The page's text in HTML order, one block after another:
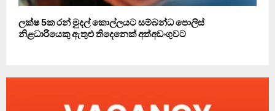
ලක්ෂ 5ක රන් මුදල් කොල්ලයට සම්බන්ධ පොලිස්
නිළධාරියෙකු ඇතුළු තිදෙනෙක් අත්අඩංගුවට